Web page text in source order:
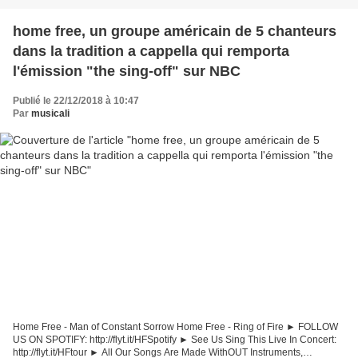
home free, un groupe américain de 5 chanteurs
dans la tradition a cappella qui remporta
l'émission "the sing-off" sur NBC
Publié le 22/12/2018 à 10:47
Par musicali
Home Free - Man of Constant Sorrow Home Free - Ring of Fire ► FOLLOW
US ON SPOTIFY: http://flyt.it/HFSpotify ► See Us Sing This Live In Concert:
http://flyt.it/HFtour ► All Our Songs Are Made WithOUT Instruments,